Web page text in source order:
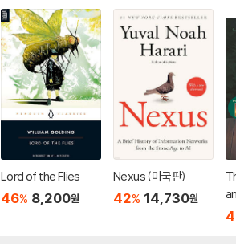
Lord of the Flies
46% 8,200원
Nexus (미국판)
42% 14,730원
an : 2013 뉴
작